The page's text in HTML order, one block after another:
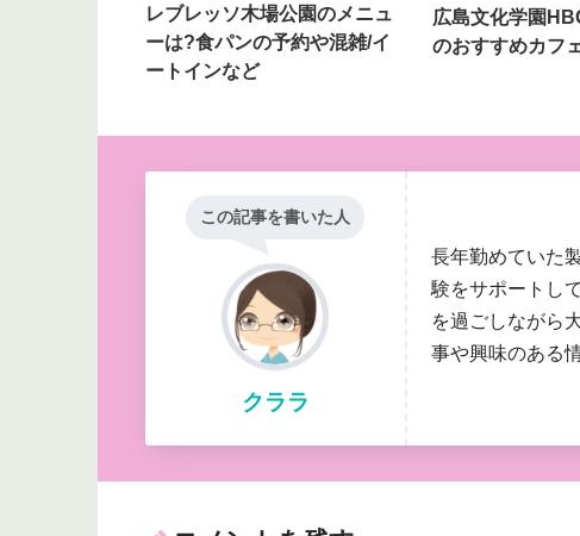
レブレッソ木場公園のメニュ
ーは?食パンの予約や混雑/イ
ートインなど
広島文化学園
のおすすめカフ
この記事を書いた人
クララ
長年勤めていた
験をサポートし
を過ごしながら
事や興味のある